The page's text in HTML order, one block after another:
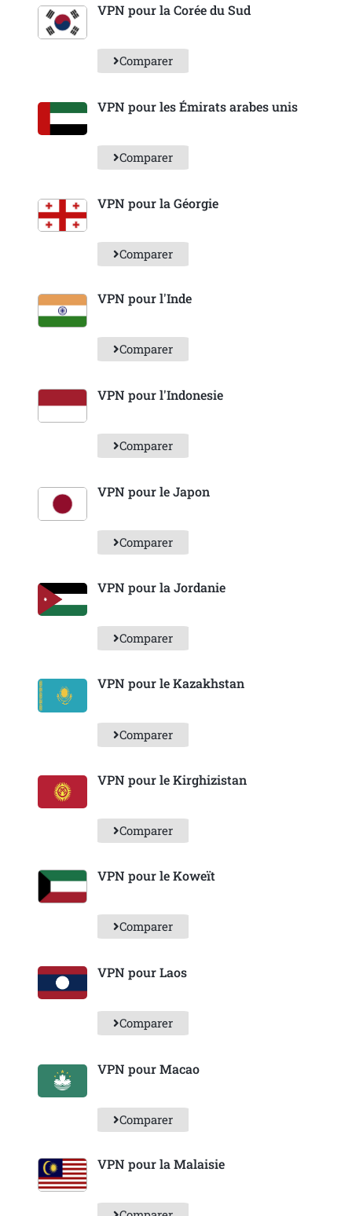
VPN pour la Corée du Sud
Comparer
VPN pour les Émirats arabes unis
Comparer
VPN pour la Géorgie
Comparer
VPN pour l'Inde
Comparer
VPN pour l'Indonesie
Comparer
VPN pour le Japon
Comparer
VPN pour la Jordanie
Comparer
VPN pour le Kazakhstan
Comparer
VPN pour le Kirghizistan
Comparer
VPN pour le Koweït
Comparer
VPN pour Laos
Comparer
VPN pour Macao
Comparer
VPN pour la Malaisie